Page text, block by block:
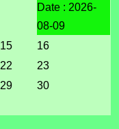
Date : 2026-
08-09
15
16
22
23
29
30